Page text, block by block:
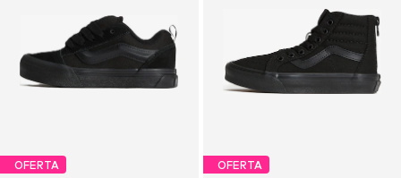
OFERTA OFERTA